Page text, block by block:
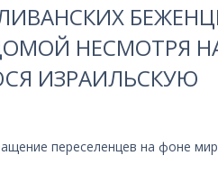
НЕСМОТРЯ
ИЗРАИЛЬСКУЮ
переселенцев на фоне